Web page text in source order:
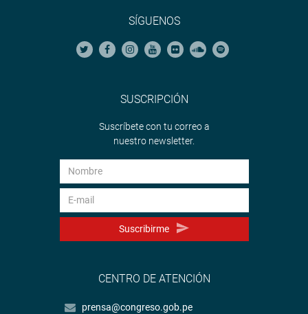
SÍGUENOS
SUSCRIPCIÓN
Suscríbete con tu correo a
nuestro newsletter.
Suscribirme
CENTRO DE ATENCIÓN
prensa@congreso.gob.pe